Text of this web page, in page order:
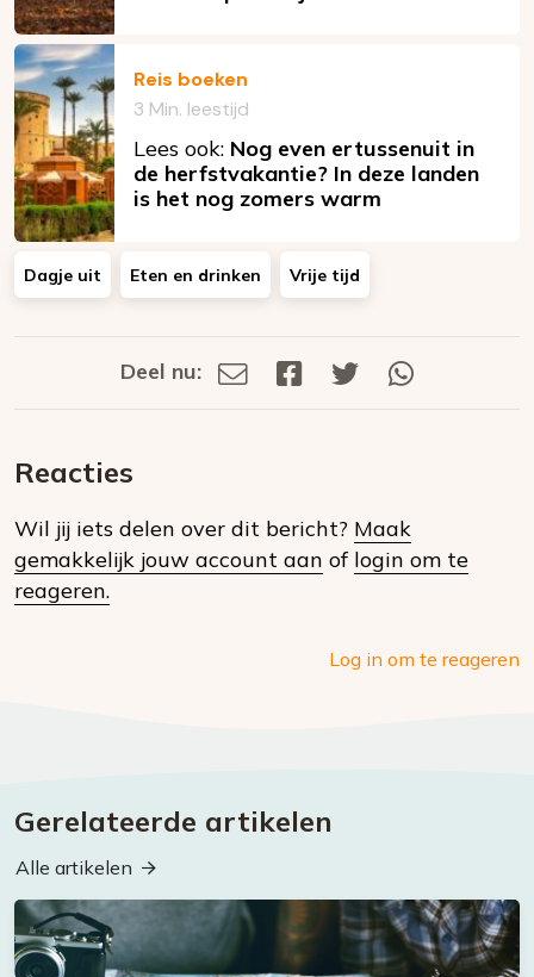
Reis boeken
3 Min. leestijd
Lees ook: Nog even ertussenuit in
de herfstvakantie? In deze landen
is het nog zomers warm
Dagje uit Eten en drinken Vrije tijd
Deel
social
media
Deel nu:
Deel
Deel
Deel
Reacties
Wil jij iets delen over dit bericht? Maak
gemakkelijk jouw account aan of login om te
reageren.
Log in om te reageren
Gerelateerde artikelen
Alle artikelen